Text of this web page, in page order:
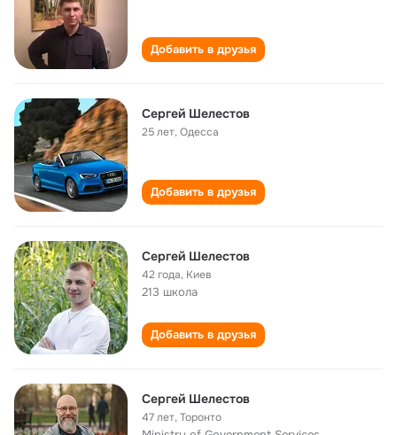
Добавить в друзья
Сергей Шелестов
25 лет,Одесса
Добавить в друзья
Сергей Шелестов
42 года, Киев
213 школа
Добавить в друзья
Сергей Шелестов
47 лет,Торонто